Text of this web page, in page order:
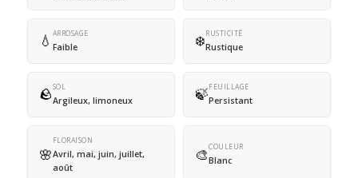
💧 ARROSAGE
Faible ❄️RUSTICITÉ
Rustique
🪨SOL
Argileux, limoneux 🍃FEUILLAGE
Persistant
🌸
FLORAISON
Avril, mai, juin, juillet,
août
🎨COULEUR
Blanc